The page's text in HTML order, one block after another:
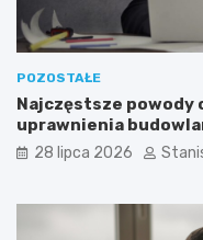
POZOSTAŁE
Najczęstsze powody
uprawnienia
28 lipca 2026